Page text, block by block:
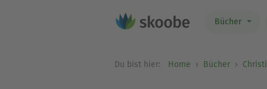
Bücher
Du bist hier: Home Bücher